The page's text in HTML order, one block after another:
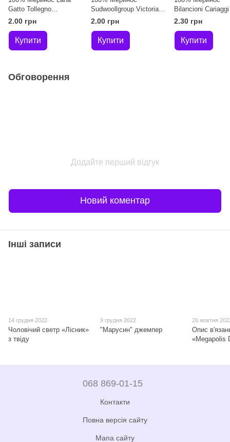
Gatto Tollegno
Припилений Рожевий
2.00 грн
Купити
Sudwoollgroup Victoria
Лаймовий
2.00 грн
Купити
Bilancioni Cariaggi
Antilope Бордовий
2.30 грн
Купити
Обговорення
Додайте перший відгук
Новий коментар
Інші записи
14 грудня 2022
Чоловічий светр «Лісник»
з твіду
9 грудня 2022
"Марусин" джемпер
26 жовтня
Опис
«Megapolis
068 869-01-15
Контакти
Повна версія сайту
Мапа сайту